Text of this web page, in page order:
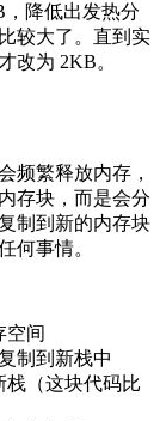
，降低出发热分
较大了。直到实
改为 2KB。
频繁释放内存，
存块，而是会分
制到新的内存块
何事情。
空间
制到新栈中
栈（这块代码比